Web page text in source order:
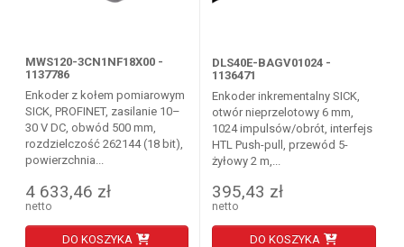
MWS120-3CN1NF18X00 -
1137786
Enkoder z kołem pomiarowym
SICK, PROFINET, zasilanie 10–
30 V DC, obwód 500 mm,
rozdzielczość 262144 (18 bit),
powierzchnia...
4 633,46 zł
netto
DO KOSZYKA
DLS40E-BAGV01024 -
1136471
Enkoder inkrementalny SICK,
otwór nieprzelotowy 6 mm,
1024 impulsów/obrót, interfejs
HTL Push-pull, przewód 5-
żyłowy 2 m,...
395,43 zł
netto
DO KOSZYKA